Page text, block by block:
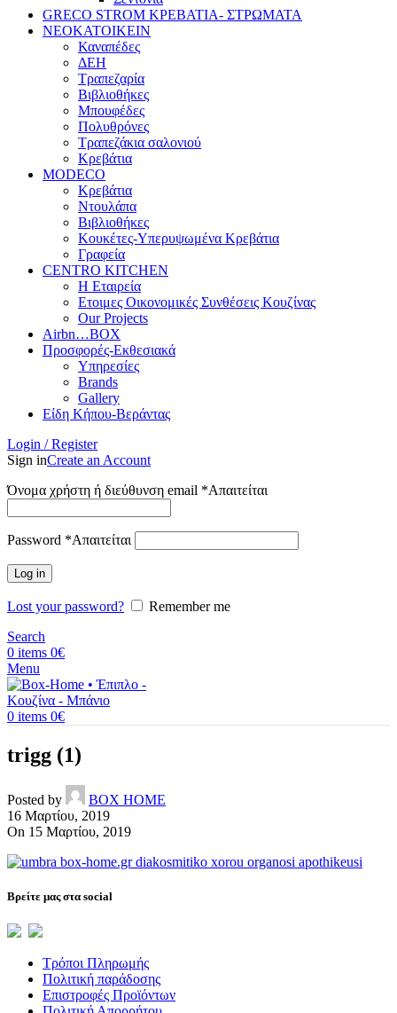
GRECO STROM ΚΡΕΒΑΤΙΑ- ΣΤΡΩΜΑΤΑ
ΝΕΟΚΑΤΟΙΚΕΙΝ
Καναπέδες
ΔΕΗ
Τραπεζαρία
Βιβλιοθήκες
Μπουφέδες
Πολυθρόνες
Τραπεζάκια σαλονιού
Κρεβάτια
MODECO
Κρεβάτια
Ντουλάπα
Βιβλιοθήκες
Κουκέτες-Υπερυψωμένα Κρεβάτια
Γραφεία
CENTRO KITCHEN
Η Εταιρεία
Ετοιμες Οικονομικές Συνθέσεις Κουζίνας
Our Projects
Airbn…BOX
Προσφορές-Εκθεσιακά
Υπηρεσίες
Brands
Gallery
Είδη Κήπου-Βεράντας
Login / Register
Sign inCreate an Account
Όνομα χρήστη ή διεύθυνση email *Απαιτείται
Password *Απαιτείται
Log in
Lost your password?
Remember me
Search
0 items 0€
Menu
0 items 0€
trigg (1)
Posted by
BOX HOME
16 Μαρτίου, 2019
On 15 Μαρτίου, 2019
Βρείτε μας στα social
Τρόποι Πληρωμής
Πολιτική παράδοσης
Επιστροφές Προϊόντων